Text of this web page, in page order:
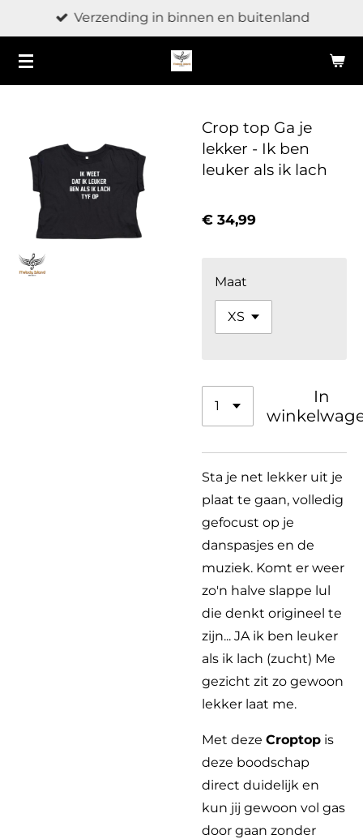
direct
naar
de
Verzending in binnen en buitenland
Crop top Ga je
lekker - Ik ben
leuker als ik lach
€ 34,99
Maat
In
Sta je net lekker uit je
plaat te gaan, volledig
gefocust op je
danspasjes en de
muziek. Komt er weer
zo'n halve slappe lul
die denkt origineel te
zijn... JA ik ben leuker
als ik lach (zucht) Me
gezicht zit zo gewoon
lekker laat me.
Met deze Croptop is
deze boodschap
direct duidelijk en
kun jij gewoon vol gas
door gaan zonder